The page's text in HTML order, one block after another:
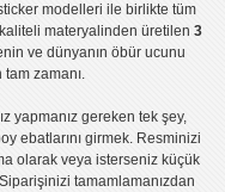
modelleri ile birlikte tüm
materyalinden üretilen 3
ve dünyanın öbür ucunu
zamanı.
yapmanız gereken tek şey,
ebatlarını girmek. Resminizi
olarak veya isterseniz küçük
tamamlamanızdan